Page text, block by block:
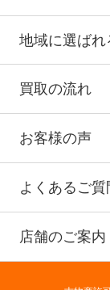
地域に選ばれ
買取の流れ
お客様の声
よくあるご質
店舗のご案内